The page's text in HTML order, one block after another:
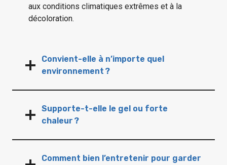
aux conditions climatiques extrêmes et à la
décoloration.
Convient-elle à n’importe quel
environnement ?
Supporte-t-elle le gel ou forte
chaleur ?
Comment bien l’entretenir pour garder